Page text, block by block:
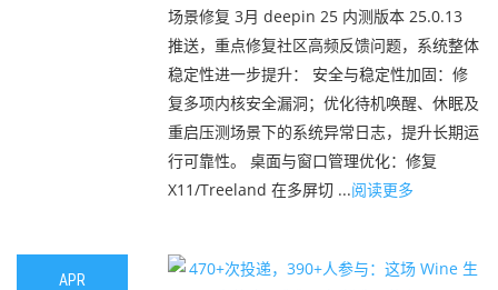
场景修复 3月 deepin 25 内测版本 25.0.13
推送，重点修复社区高频反馈问题，系统整体
稳定性进一步提升： 安全与稳定性加固：修
复多项内核安全漏洞；优化待机唤醒、休眠及
重启压测场景下的系统异常日志，提升长期运
行可靠性。 桌面与窗口管理优化：修复
X11/Treeland 在多屏切 ...阅读更多
APR